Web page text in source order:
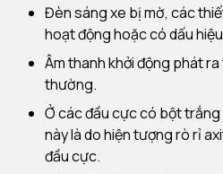
Đèn sáng xe bị mờ, các
hoạt động hoặc có dấu
Âm thanh khởi động phát
thường.
Ở các đầu cực có bột
này là do hiện tượng rò rỉ
đầu cực.